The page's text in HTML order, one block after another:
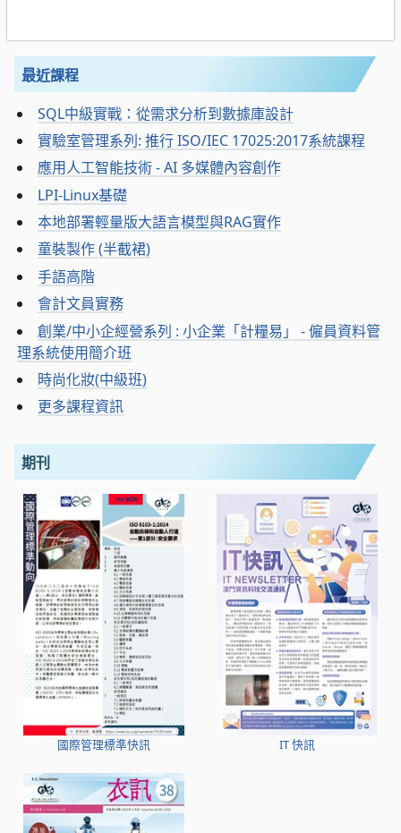
最近課程
SQL中級實戰：從需求分析到數據庫設計
實驗室管理系列: 推行 ISO/IEC 17025:2017系統課程
應用人工智能技術 - AI 多媒體內容創作
LPI-Linux基礎
本地部署輕量版大語言模型與RAG實作
童裝製作 (半截裙)
手語高階
會計文員實務
創業/中小企經營系列 : 小企業「計糧易」 - 僱員資料管
理系統使用簡介班
時尚化妝(中級班)
更多課程資訊
期刊
國際管理標準快訊 IT 快訊